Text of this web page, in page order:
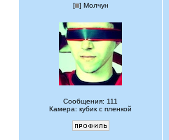
[ ] Молчун
Сообщения: 111
Камера: кубик с пленкой